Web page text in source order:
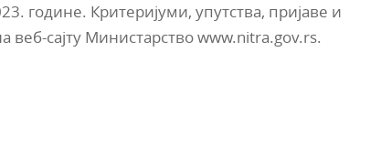
године. Критеријуми, упутства, пријаве и
веб-сајту Министарство www.nitra.gov.rs.